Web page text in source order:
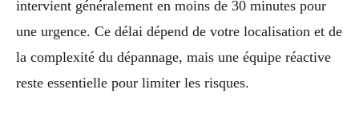
intervient généralement en moins de 30 minutes pour
une urgence. Ce délai dépend de votre localisation et de
la complexité du dépannage, mais une équipe réactive
reste essentielle pour limiter les risques.